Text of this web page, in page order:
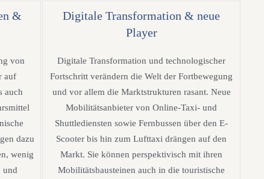
&
von
auf
auch
dazu
wenig
und
Digitale Transformation & neue
Player
Digitale Transformation und technologischer
Fortschritt verändern die Welt der Fortbewegung
und vor allem die Marktstrukturen rasant. Neue
Mobilitätsanbieter von Online-Taxi- und
Shuttlediensten sowie Fernbussen über den E-
Scooter bis hin zum Lufttaxi drängen auf den
Markt. Sie können perspektivisch mit ihren
Mobilitätsbausteinen auch in die touristische